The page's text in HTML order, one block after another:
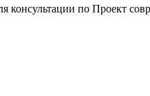
консультации по Проект